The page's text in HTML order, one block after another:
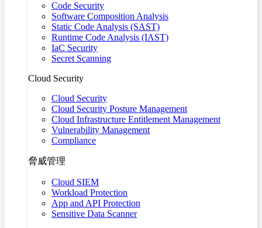
Code Security
Software Composition Analysis
Static Code Analysis (SAST)
Runtime Code Analysis (IAST)
IaC Security
Secret Scanning
Cloud Security
Cloud Security
Cloud Security Posture Management
Cloud Infrastructure Entitlement Management
Vulnerability Management
Compliance
脅威管理
Cloud SIEM
Workload Protection
App and API Protection
Sensitive Data Scanner